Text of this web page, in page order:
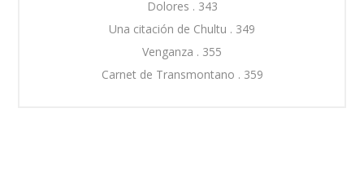
Dolores . 343
Una citación de Chultu . 349
Venganza . 355
Carnet de Transmontano . 359